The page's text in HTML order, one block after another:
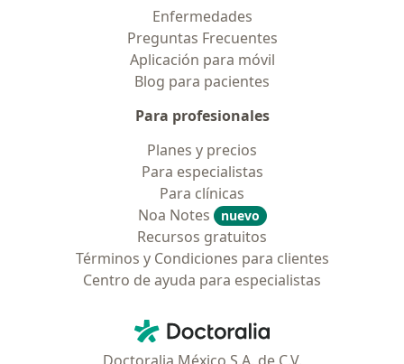
Enfermedades
Preguntas Frecuentes
Aplicación para móvil
Blog para pacientes
Para profesionales
Planes y precios
Para especialistas
Para clínicas
Noa Notes
nuevo
Recursos gratuitos
Términos y Condiciones para clientes
Centro de ayuda para especialistas
Doctoralia - Página de inicio